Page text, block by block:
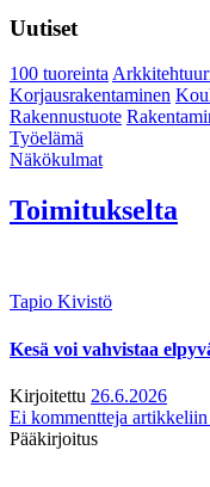
Uutiset
100 tuoreinta
Korjausrakentaminen
Rakennustuote
Työelämä
Näkökulmat
Toimitukselta
Tapio Kivistö
Kesä voi vahvistaa
Kirjoitettu 26.6.2026
Ei kommentteja artikkeliin
Pääkirjoitus